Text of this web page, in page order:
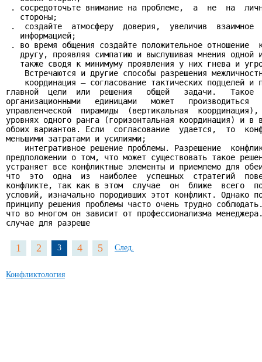
. сосредоточьте внимание на проблеме,  а  не  на
   стороны;
.  создайте  атмосферу  доверия,  увеличив
   информацией;
. во время общения создайте положительное отношение
другу, проявляя симпатию и выслушивая мнения одной
также сводя к минимуму проявления у них гнева и
Встречаются и другие способы разрешения
координация — согласование тактических подцелей и
главной  цели  или  решения   общей   задачи.   Такое
организационными   единицами   может   производиться
управленческой  пирамиды  (вертикальная
уровнях одного ранга (горизонтальная координация) и в
обоих вариантов. Если  согласование  удается,  то
меньшими затратами и усилиями;
интегративное решение проблемы. Разрешение
предположении о том, что может существовать такое
устраняет все конфликтные элементы и приемлемо для
что  это  одна  из  наиболее  успешных  стратегий
конфликте, так как в этом  случае  он  ближе  всего
условий, изначально породивших этот конфликт. Однако
принципу решения проблемы часто очень трудно
что во многом он зависит от профессионализма
случае для разреше
1 2 3 4 5 След.
Конфликтология